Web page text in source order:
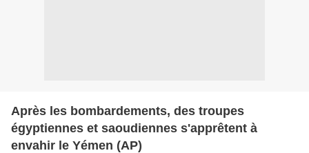
Après les bombardements, des troupes
égyptiennes et saoudiennes s'apprêtent à
envahir le Yémen (AP)